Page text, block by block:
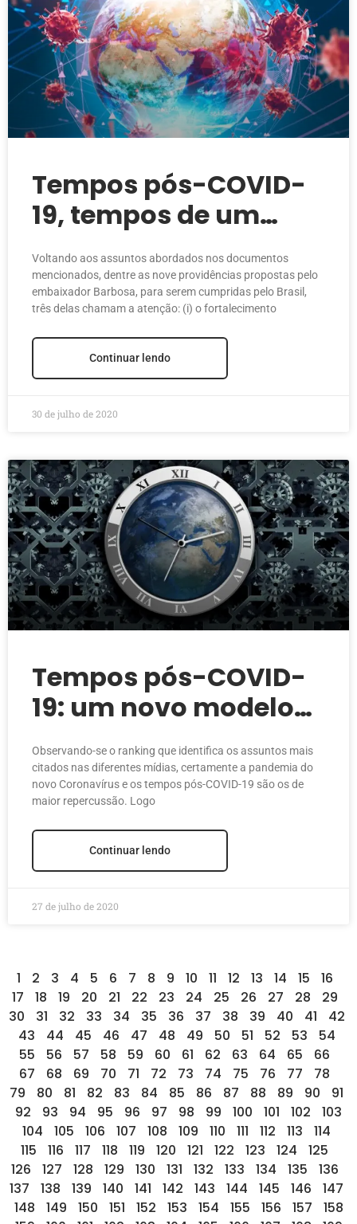
Tempos pós-COVID-
19, tempos de um
novo modelo
econômico (Parte 2)
Voltando aos assuntos abordados nos documentos
mencionados, dentre as nove providências propostas pelo
embaixador Barbosa, para serem cumpridas pelo Brasil,
três delas chamam a atenção: (i) o fortalecimento
Continuar lendo
30 de julho de 2020
Tempos pós-COVID-
19: um novo modelo
econômico (Parte 1)
Observando-se o ranking que identifica os assuntos mais
citados nas diferentes mídias, certamente a pandemia do
novo Coronavírus e os tempos pós-COVID-19 são os de
maior repercussão. Logo
Continuar lendo
27 de julho de 2020
1 2 3 4 5 6 7 8 9 10 11 12 13 14 15
16
17
18 19 20 21 22 23 24 25 26 27 28
29
30
31 32 33 34 35 36 37 38 39 40 41
42
43
44 45 46 47 48 49 50 51 52 53
54
55
56 57 58 59 60 61 62 63 64 65
66
67
68 69 70 71 72 73 74 75 76 77
78
79
80 81 82 83 84 85 86 87 88 89 90
91
92
93 94 95 96 97 98 99 100 101 102
103
104
105 106 107 108 109 110 111 112 113
114
115
116 117 118 119 120 121 122 123 124
125
126
127 128 129 130 131 132 133 134 135
136
137
138 139 140 141 142 143 144 145 146
147
148
149 150 151 152 153 154 155 156 157
158